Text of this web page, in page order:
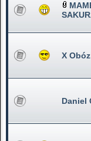
X
Daniel